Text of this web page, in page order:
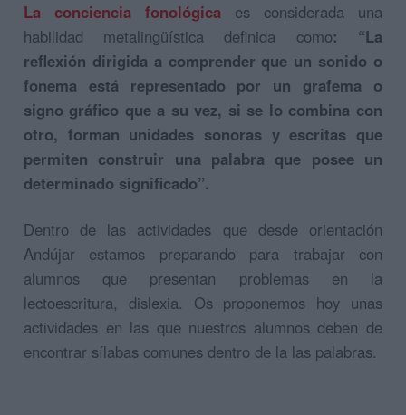
La conciencia fonológica es considerada una
habilidad metalingüística definida como: “La
reflexión dirigida a comprender que un sonido o
fonema está representado por un grafema o
signo gráfico que a su vez, si se lo combina con
otro, forman unidades sonoras y escritas que
permiten construir una palabra que posee un
determinado significado”.
Dentro de las actividades que desde orientación
Andújar estamos preparando para trabajar con
alumnos que presentan problemas en la
lectoescritura, dislexia. Os proponemos hoy unas
actividades en las que nuestros alumnos deben de
encontrar sílabas comunes dentro de la las palabras.